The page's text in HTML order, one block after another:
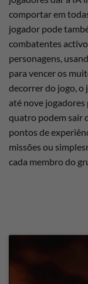
comportar em
jogador pode
combatentes
personagens,
para vencer os
decorrer do jogo,
até nove
quatro podem sair
pontos de
missões ou
cada membro do